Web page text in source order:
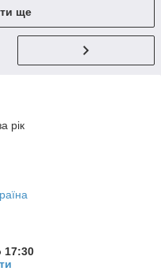
ще
рік
17:30